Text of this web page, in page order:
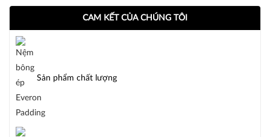
CAM KẾT CỦA CHÚNG TÔI
Sản phẩm chất lượng